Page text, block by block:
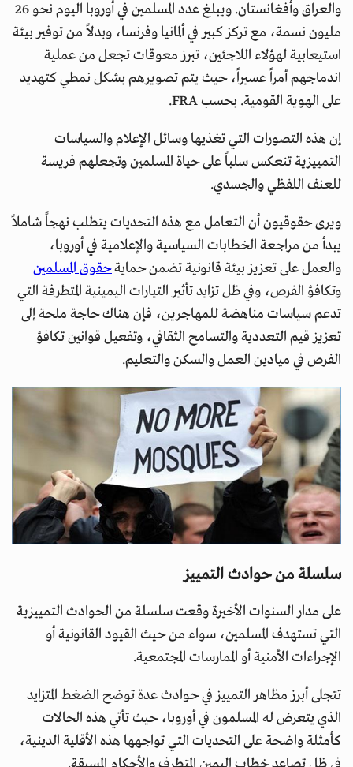
والعراق وأفغانستان. ويبلغ عدد المسلمين في أوروبا اليوم نحو 26
مليون نسمة، مع تركز كبير في ألمانيا وفرنسا، وبدلاً من توفير بيئة
استيعابية لهؤلاء اللاجئين، تبرز معوقات تجعل من عملية
اندماجهم أمراً عسيراً، حيث يتم تصويرهم بشكل نمطي كتهديد
على الهوية القومية. بحسب FRA.
إن هذه التصورات التي تغذيها وسائل الإعلام والسياسات
التمييزية تنعكس سلباً على حياة المسلمين وتجعلهم فريسة
للعنف اللفظي والجسدي.
ويرى حقوقيون أن التعامل مع هذه التحديات يتطلب نهجاً شاملاً
يبدأ من مراجعة الخطابات السياسية والإعلامية في أوروبا،
والعمل على تعزيز بيئة قانونية تضمن حمايةحقوق المسلمين
وتكافؤ الفرص، وفي ظل تزايد تأثير التيارات اليمينية المتطرفة التي
تدعم سياسات مناهضة للمهاجرين، فإن هناك حاجة ملحة إلى
تعزيز قيم التعددية والتسامح الثقافي، وتفعيل قوانين تكافؤ
الفرص في ميادين العمل والسكن والتعليم.
سلسلة من حوادث التمييز
على مدار السنوات الأخيرة وقعت سلسلة من الحوادث التمييزية
التي تستهدف المسلمين، سواء من حيث القيود القانونية أو
الإجراءات الأمنية أو الممارسات المجتمعية.
تتجلى أبرز مظاهر التمييز في حوادث عدة توضح الضغط المتزايد
الذي يتعرض له المسلمون في أوروبا، حيث تأتي هذه الحالات
كأمثلة واضحة على التحديات التي تواجهها هذه الأقلية الدينية،